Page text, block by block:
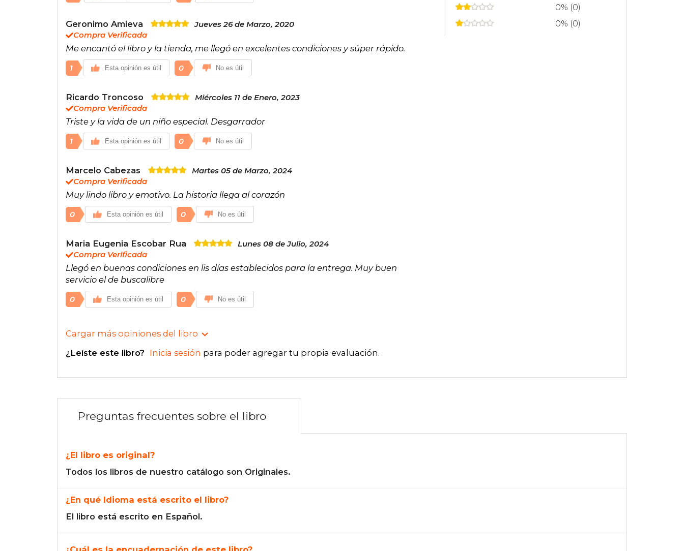
Geronimo Amieva
Jueves 26 de Marzo, 2020
Compra Verificada
Me encantó el libro y la tienda, me llegó en excelentes condiciones y súper rápido.
1 Esta opinión es útil 0 No es útil
Ricardo Troncoso
Miércoles 11 de Enero, 2023
Compra Verificada
Triste y la vida de un niño especial. Desgarrador
1 Esta opinión es útil 0 No es útil
Marcelo Cabezas
Martes 05 de Marzo, 2024
Compra Verificada
Muy lindo libro y emotivo. La historia llega al corazón
0 Esta opinión es útil 0 No es útil
Maria Eugenia Escobar Rua
Lunes 08 de Julio, 2024
Compra Verificada
Llegó en buenas condiciones en lis días establecidos para la entrega. Muy buen
servicio el de buscalibre
0 Esta opinión es útil 0 No es útil
Cargar más opiniones del libro
¿Leíste este libro? Inicia sesión para poder agregar tu propia evaluación.
0% (0)
0% (0)
Preguntas frecuentes sobre el libro
¿El libro es original?
Todos los libros de nuestro catálogo son Originales.
¿En qué Idioma está escrito el libro?
El libro está escrito en Español.